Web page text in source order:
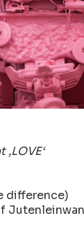
difference)